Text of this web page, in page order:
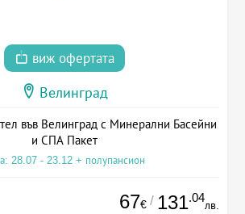
виж офертата
Велинград
във Велинград с Минерални Басейни
и СПА Пакет
28.07 - 23.12 + полупансион
67€ / 131.04
лв.